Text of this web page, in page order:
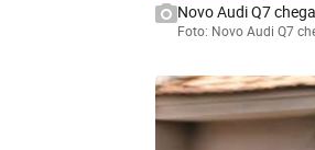
Novo Audi Q7
Foto: Novo Audi Q7